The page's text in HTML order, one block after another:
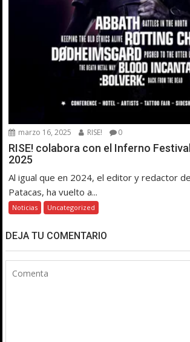
marzo 16, 2025 RISE! 0
RISE! colabora con el Inferno
2025
Al igual que en 2024, el editor y redactor de
Patacas, ha vuelto a...
Noticias Uncategorized
DEJA TU COMENTARIO